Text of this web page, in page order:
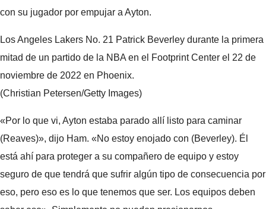
con su jugador por empujar a Ayton.
Los Angeles Lakers No. 21 Patrick Beverley durante la primera
mitad de un partido de la NBA en el Footprint Center el 22 de
noviembre de 2022 en Phoenix.
(Christian Petersen/Getty Images)
«Por lo que vi, Ayton estaba parado allí listo para caminar
(Reaves)», dijo Ham. «No estoy enojado con (Beverley). Él
está ahí para proteger a su compañero de equipo y estoy
seguro de que tendrá que sufrir algún tipo de consecuencia por
eso, pero eso es lo que tenemos que ser. Los equipos deben